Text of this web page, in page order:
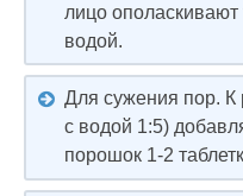
лицо
водой.
Для сужения пор. К
с водой 1:5)
порошок 1-2